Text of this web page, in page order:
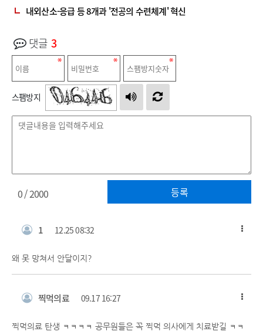
내외산소-응급 등 8개과 '전공의 수련체계' 혁신
댓글 3
스팸방지
등록
0/ 2000
1 12.25 08:32
왜 못 망쳐서 안달이지?
찍먹의료 09.17 16:27
찍먹의료 탄생 ㅋㅋㅋㅋ 공무원들은 꼭 찍먹 의사에게 치료받길 ㅋㅋ